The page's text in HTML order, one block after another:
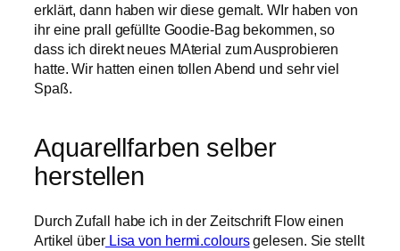
erklärt, dann haben wir diese gemalt. WIr haben von
ihr eine prall gefüllte Goodie-Bag bekommen, so
dass ich direkt neues MAterial zum Ausprobieren
hatte. Wir hatten einen tollen Abend und sehr viel
Spaß.
Aquarellfarben selber
herstellen
Durch Zufall habe ich in der Zeitschrift Flow einen
Artikel überLisa von hermi.coloursgelesen. Sie stellt